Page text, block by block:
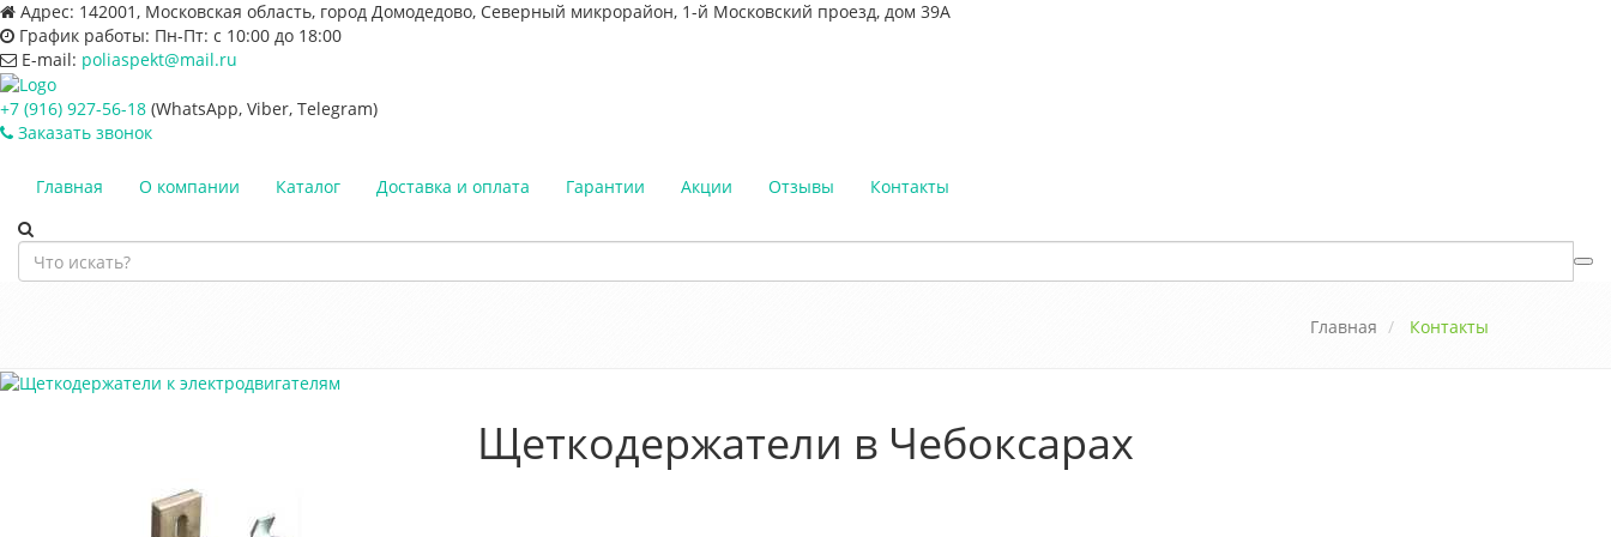
Адрес: 142001, Московская область, город Домодедово, Северный микрорайон, 1-й Московский проезд, дом 39А
График работы: Пн-Пт: с 10:00 до 18:00
E-mail: poliaspekt@mail.ru
+7 (916) 927-56-18 (WhatsApp, Viber, Telegram)
Заказать звонок
Главная О компании Каталог Доставка и оплата Гарантии Акции Отзывы Контакты
Главная Контакты
Щеткодержатели в Чебоксарах